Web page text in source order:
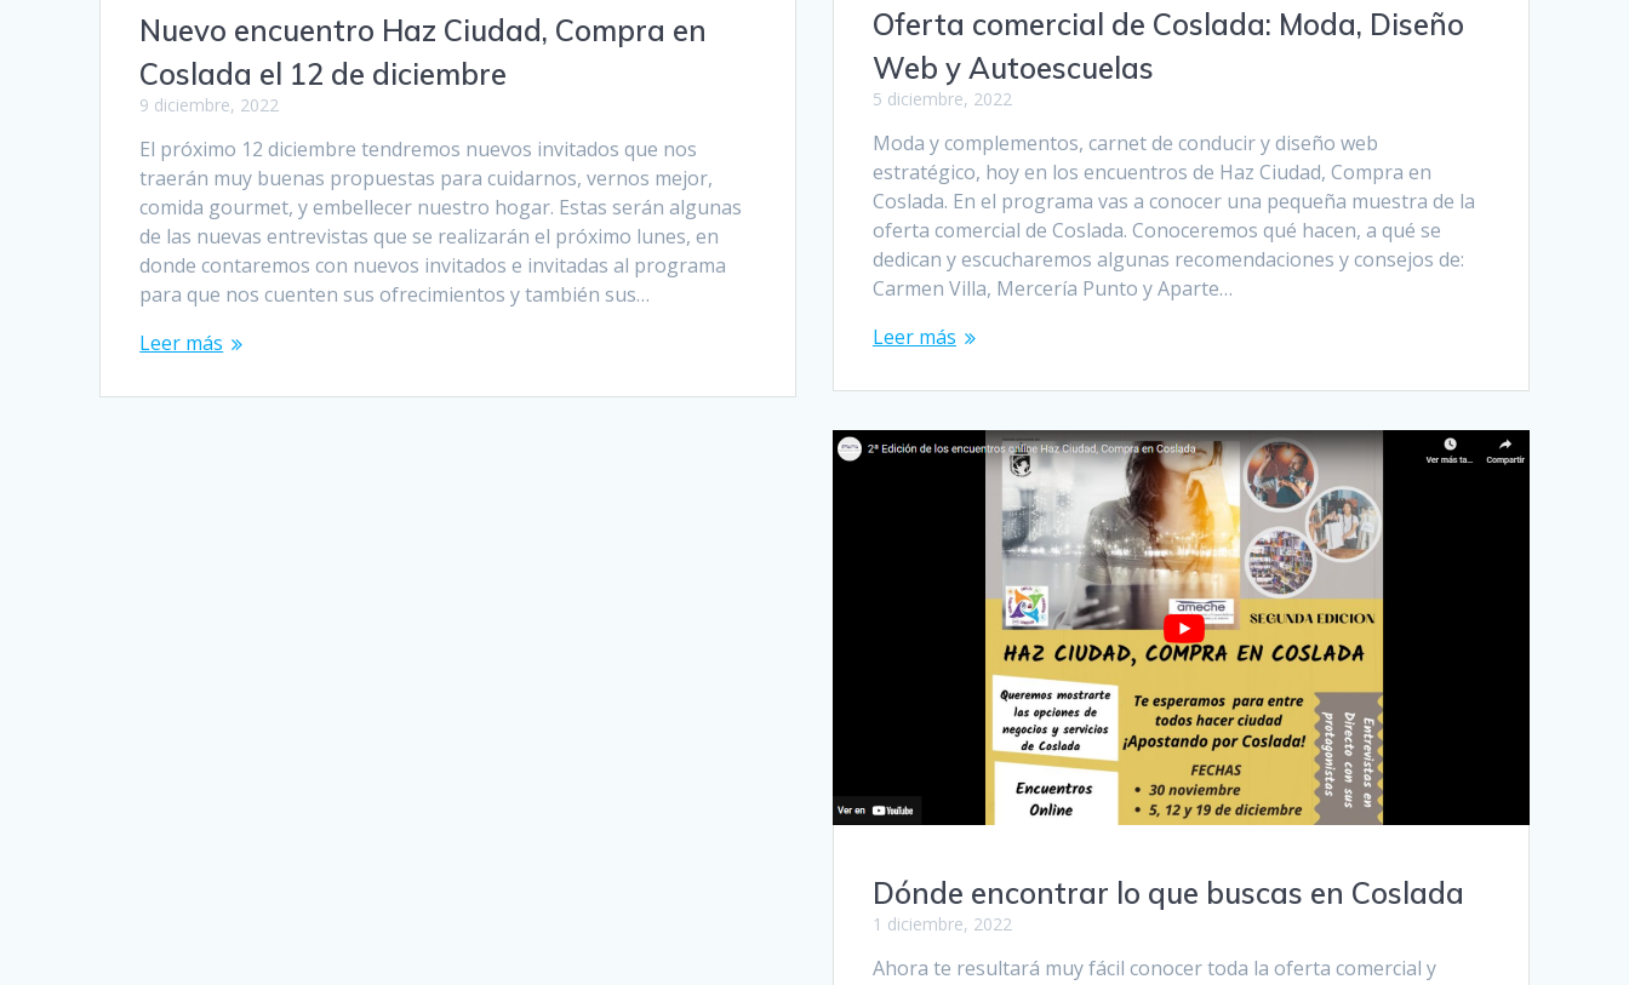
Nuevo encuentro Haz Ciudad, Compra en
Coslada el 12 de diciembre
9 diciembre, 2022
El próximo 12 diciembre tendremos nuevos invitados que nos
traerán muy buenas propuestas para cuidarnos, vernos mejor,
comida gourmet, y embellecer nuestro hogar. Estas serán algunas
de las nuevas entrevistas que se realizarán el próximo lunes, en
donde contaremos con nuevos invitados e invitadas al programa
para que nos cuenten sus ofrecimientos y también sus…
Leer más
Oferta comercial de Coslada: Moda, Diseño
Web y Autoescuelas
5 diciembre, 2022
Moda y complementos, carnet de conducir y diseño web
estratégico, hoy en los encuentros de Haz Ciudad, Compra en
Coslada. En el programa vas a conocer una pequeña muestra de la
oferta comercial de Coslada. Conoceremos qué hacen, a qué se
dedican y escucharemos algunas recomendaciones y consejos de:
Carmen Villa, Mercería Punto y Aparte…
Leer más
Dónde encontrar lo que buscas en Coslada
1 diciembre, 2022
Ahora te resultará muy fácil conocer toda la oferta comercial y